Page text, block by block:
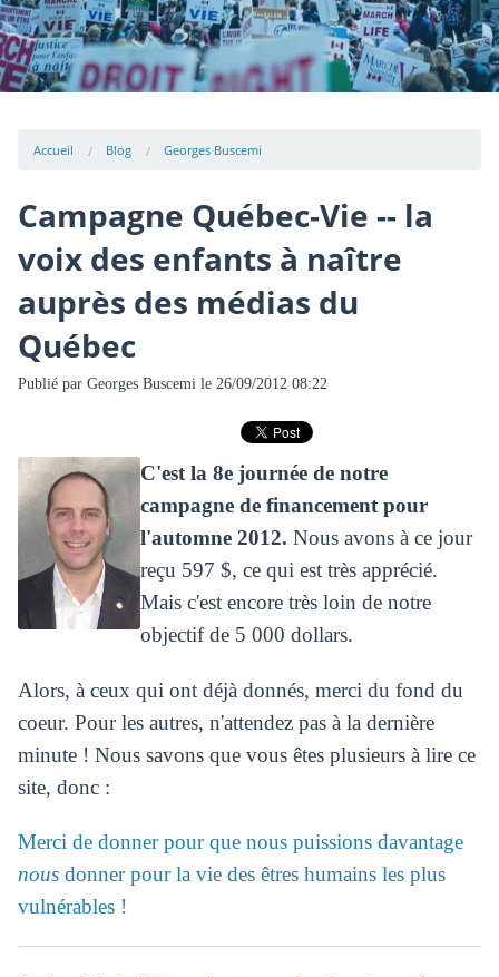
Accueil Blog Georges Buscemi
Campagne Québec-Vie -- la
voix des enfants à naître
auprès des médias du
Québec
Publié par Georges Buscemile 26/09/2012 08:22
C'est la 8e journée de notre
campagne de financement pour
l'automne 2012. Nous avons à ce jour
reçu 597 $, ce qui est très apprécié.
Mais c'est encore très loin de notre
objectif de 5 000 dollars.
Alors, à ceux qui ont déjà donnés, merci du fond du
coeur. Pour les autres, n'attendez pas à la dernière
minute ! Nous savons que vous êtes plusieurs à lire ce
site, donc :
Merci de donner pour que nous puissions davantage
nous donner pour la vie des êtres humains les plus
vulnérables !